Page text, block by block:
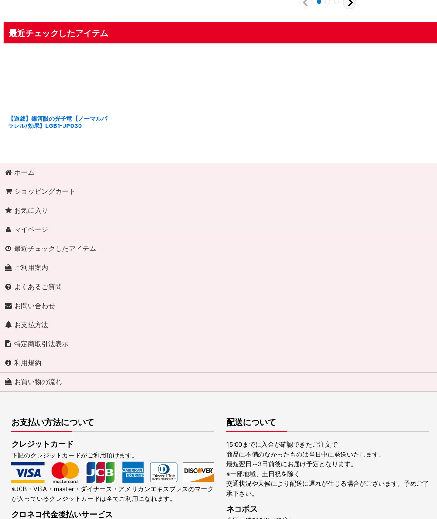
最近チェックしたアイテム
【遊戯】銀河眼の光子竜【ノーマルパ
ラレル/効果】LGB1-JP030
ホーム
ショッピングカート
お気に入り
マイページ
最近チェックしたアイテム
ご利用案内
よくあるご質問
お問い合わせ
お支払方法
特定商取引法表示
利用規約
お買い物の流れ
お支払い方法について
クレジットカード
下記のクレジットカードがご利用頂けます。
※JCB・VISA・master・ダイナース・アメリカンエキスプレスのマーク
が入っているクレジットカードは全てご利用になれます。
クロネコ代金後払いサービス
配送について
15:00までに入金が確認できたご注文で
商品に不備のなかったものは当日中に発送いたします。
最短翌日～3日前後にお届け予定となります。
※一部地域、土日祝を除く
交通状況や天候により配送に遅れが生じる場合がございます。予めご了
承下さい。
ネコポス